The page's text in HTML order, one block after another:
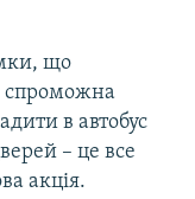
що
спроможна
в автобус
– це все
акція.